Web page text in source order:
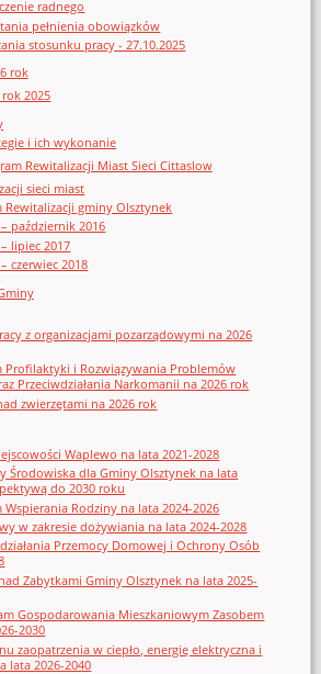
radnego
pełnienia obowiązków
stosunku pracy - 27.10.2025
rok
2025
i ich wykonanie
Rewitalizacji Miast Sieci Cittaslow
sieci miast
Rewitalizacji gminy Olsztynek
październik 2016
lipiec 2017
czerwiec 2018
z organizacjami pozarządowymi na 2026
Profilaktyki i Rozwiązywania Problemów
Przeciwdziałania Narkomanii na 2026 rok
zwierzętami na 2026 rok
Waplewo na lata 2021-2028
Środowiska dla Gminy Olsztynek na lata
do 2030 roku
Rodziny na lata 2024-2026
w zakresie dożywiania na lata 2024-2028
Przemocy Domowej i Ochrony Osób
Zabytkami Gminy Olsztynek na lata 2025-
Gospodarowania Mieszkaniowym Zasobem
2030
zaopatrzenia w ciepło, energię elektryczna i
lata 2026-2040